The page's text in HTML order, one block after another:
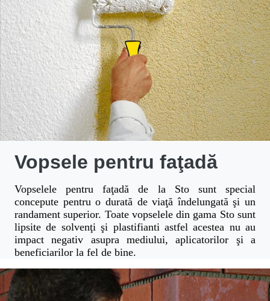
Vopsele pentru faţadă
Vopselele pentru faţadă de la Sto sunt special
concepute pentru o durată de viaţă îndelungată şi un
randament superior. Toate vopselele din gama Sto sunt
lipsite de solvenţi şi plastifianti astfel acestea nu au
impact negativ asupra mediului, aplicatorilor şi a
beneficiarilor la fel de bine.